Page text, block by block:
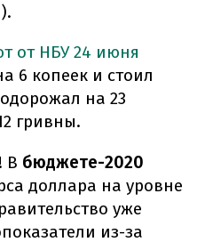
от НБУ 24 июня
6 копеек и стоил
на 23
гривны.
В бюджете-2020
доллара на уровне
уже
из-за